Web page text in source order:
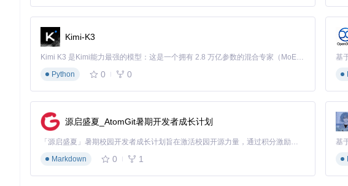
while ((line = await reader.ReadLineAsync()) != null)
{
// 解析或处理 line...
计已经体验到高效文本处理力量的开发者的行列吧！
Kimi-K3
Kimi K3 是Kimi能力最强的模型：这是一个拥有 2.8 万亿参数的混合专家（MoE）模型，具备原生视觉理解能力，并支持 100 万 token 的上下文窗口。
Python
0 0
基
源启盛夏_AtomGit暑期开发者成长计划
「源启盛夏」暑期校园开发者成长计划旨在激活校园开源力量，通过积分激励、认证扶持、资源倾斜等形式，引导高校组织和开发者完成「入驻 — 建项目 — 做贡献 — 获认证 — 得资源」的完整闭环。无论你是想带领社团入驻平台的组织者，还是希望用代码贡献证明自己的开发者，都能在这里找到属于你的成长路径。
Markdown
0 1